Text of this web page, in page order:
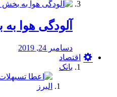
آلودگی هوا
دسامبر 24, 2019
اقتصاد
بانک